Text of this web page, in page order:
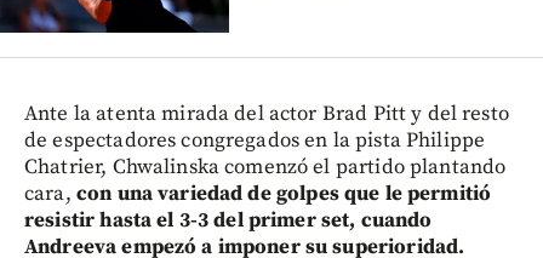
Ante la atenta mirada del actor Brad Pitt y del resto
de espectadores congregados en la pista Philippe
Chatrier, Chwalinska comenzó el partido plantando
cara, con una variedad de golpes que le permitió
resistir hasta el 3-3 del primer set, cuando
Andreeva empezó a imponer su superioridad.